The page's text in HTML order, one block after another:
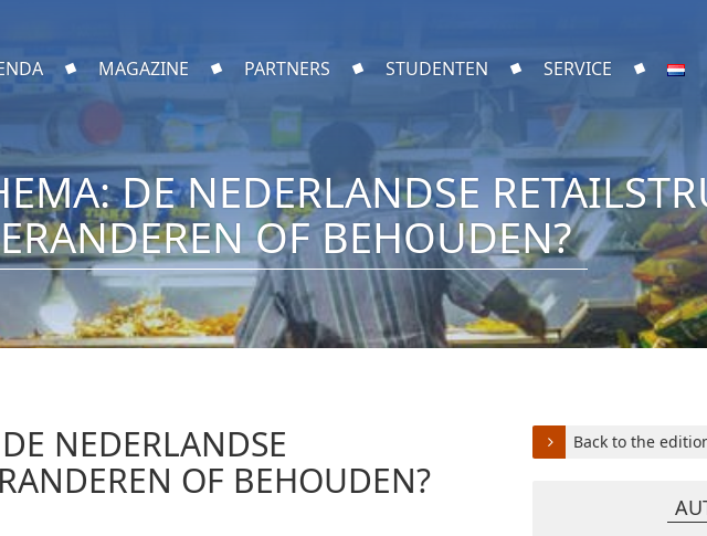
MAGAZINE PARTNERS STUDENTEN SERVICE
DE NEDERLANDSE
OF BEHOUDEN?
NEDERLANDSE
OF BEHOUDEN?
Back to the